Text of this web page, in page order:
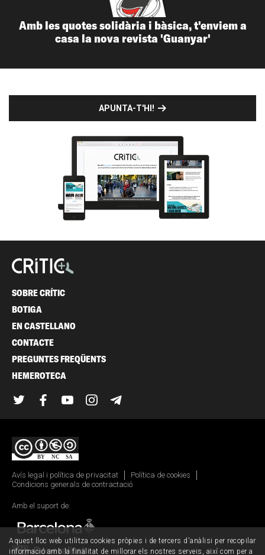
Amb les quotes solidària i bàsica, t'enviem a
casa la nova revista 'Guanyar'
APUNTA-T'HI!
SOBRE CRÍTIC
BOTIGA
EN CASTELLANO
CONTACTE
PREGUNTES FREQÜENTS
HEMEROTECA
TwitterFacebook
YouTubeInstagram
Avís legal i política de privacitat
Política de cookies
Condicions generals de contractació
Amb el suport de:
Aquest lloc web utilitza cookies pròpies i de tercers d'anàlisi per recopilar
informació amb la finalitat de millorar els nostres serveis, així com per a